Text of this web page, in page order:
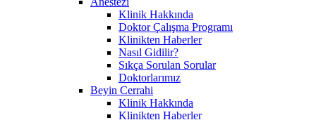
Klinik Hakkında
Doktor Çalışma Programı
Klinikten Haberler
Nasıl Gidilir?
Sıkça Sorulan Sorular
Doktorlarımız
Beyin Cerrahi
Klinik Hakkında
Klinikten Haberler